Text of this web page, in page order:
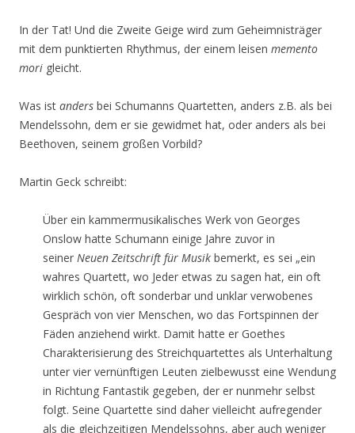
In der Tat! Und die Zweite Geige wird zum Geheimnisträger
mit dem punktierten Rhythmus, der einem leisen memento
mori gleicht.
Was ist anders bei Schumanns Quartetten, anders z.B. als bei
Mendelssohn, dem er sie gewidmet hat, oder anders als bei
Beethoven, seinem großen Vorbild?
Martin Geck schreibt:
Über ein kammermusikalisches Werk von Georges
Onslow hatte Schumann einige Jahre zuvor in
seiner Neuen Zeitschrift für Musik bemerkt, es sei „ein
wahres Quartett, wo Jeder etwas zu sagen hat, ein oft
wirklich schön, oft sonderbar und unklar verwobenes
Gespräch von vier Menschen, wo das Fortspinnen der
Fäden anziehend wirkt. Damit hatte er Goethes
Charakterisierung des Streichquartettes als Unterhaltung
unter vier vernünftigen Leuten zielbewusst eine Wendung
in Richtung Fantastik gegeben, der er nunmehr selbst
folgt. Seine Quartette sind daher vielleicht aufregender
als die gleichzeitigen Mendelssohns, aber auch weniger